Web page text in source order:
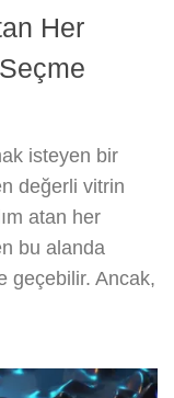
Her
isteyen bir
değerli vitrin
atan her
bu alanda
geçebilir. Ancak,